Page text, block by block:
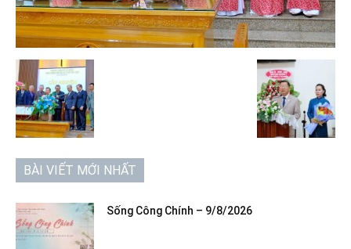
BÀI VIẾT MỚI NHẤT
Sống Công Chính – 9/8/2026